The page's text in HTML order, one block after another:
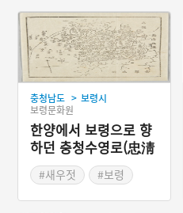
충청남도 > 보령시
보령문화원
한양에서 보령으로 향
하던 충청수영로(忠淸
水營路)
#새우젓
#보령